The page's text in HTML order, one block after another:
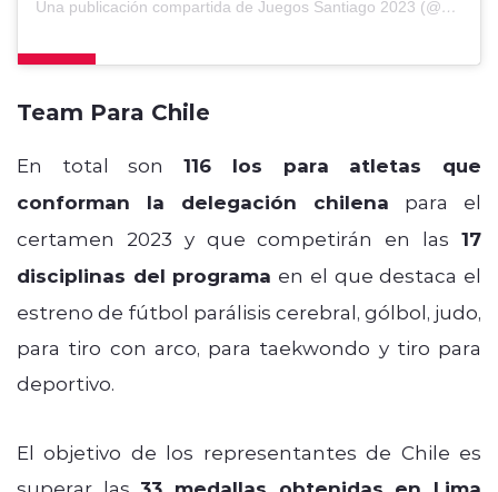
Una publicación compartida de Juegos Santiago 2023 (@santiago2023oficial)
Team Para Chile
En total son116 los para atletas que
conforman la delegación chilena para el
certamen 2023 y que competirán en las 17
disciplinas del programa en el que destaca el
estreno de fútbol parálisis cerebral, gólbol, judo,
para tiro con arco, para taekwondo y tiro para
deportivo.
El objetivo de los representantes de Chile es